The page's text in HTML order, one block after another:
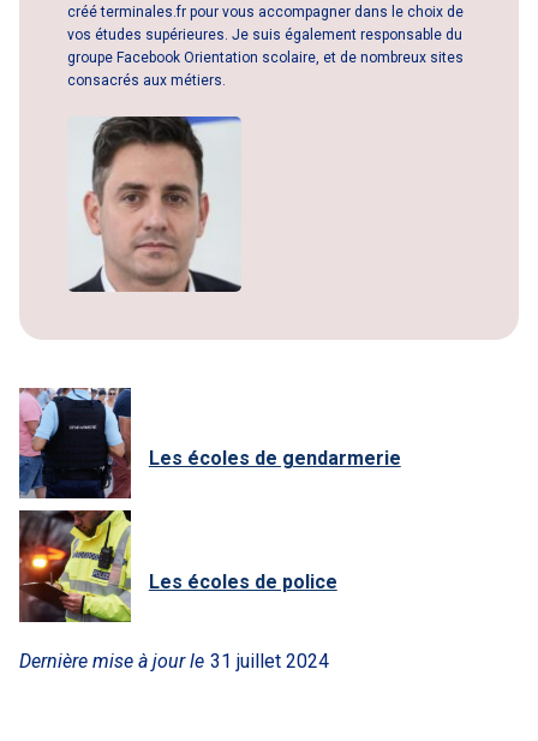
créé terminales.fr pour vous accompagner dans le choix de
vos études supérieures. Je suis également responsable du
groupe Facebook Orientation scolaire, et de nombreux sites
consacrés aux métiers.
Les écoles de gendarmerie
Les écoles de police
Dernière mise à jour le 31 juillet 2024